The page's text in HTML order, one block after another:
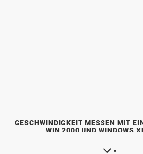
GESCHWINDIGKEIT MESSEN MIT
WIN 2000 UND WINDOWS